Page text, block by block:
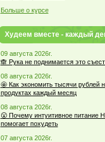
Больше о курсе
Худеем вместе - каждый
09 августа 2026г.
🙈 Рука не поднимается это
08 августа 2026г.
🤩 Как экономить тысячи рублей
продуктах каждый месяц
08 августа 2026г.
😮 Почему интуитивное питание
помогает похудеть
07 августа 2026г.